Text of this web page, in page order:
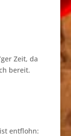
Zeit, da
bereit.
entflohn: